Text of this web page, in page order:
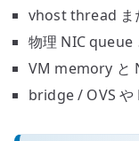
vhost thread ま
物理 NIC
VM memory と
bridge / OVS や